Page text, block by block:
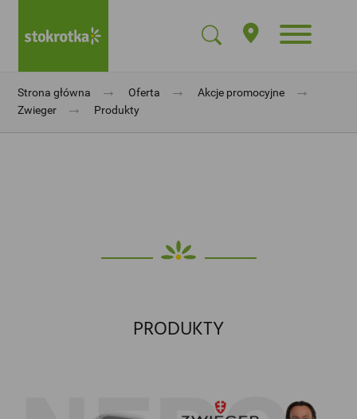
Strona główna → Oferta → Akcje promocyjne →
Zwieger → Produkty
PRODUKTY